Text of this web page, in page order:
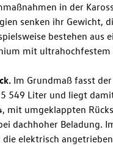
in der
senken ihr Gewicht,
bestehen aus
mit ultrahochfestem
Im Grundmaß fasst der
549 Liter und liegt
, mit umgeklappten
dachhoher Beladung.
die elektrisch